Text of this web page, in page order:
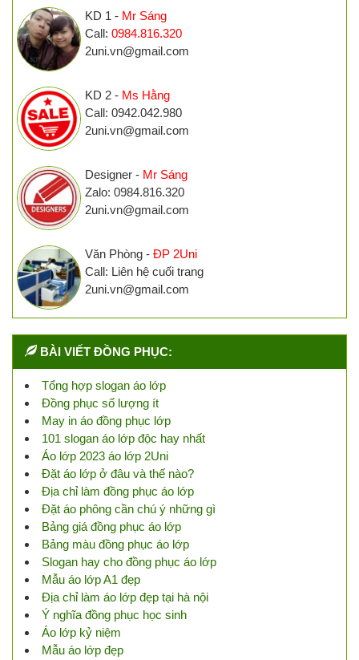
KD 1 - Mr Sáng
Call: 0984.816.320
2uni.vn@gmail.com
KD 2 - Ms Hằng
Call: 0942.042.980
2uni.vn@gmail.com
Designer - Mr Sáng
Zalo: 0984.816.320
2uni.vn@gmail.com
Văn Phòng - ĐP 2Uni
Call: Liên hệ cuối trang
2uni.vn@gmail.com
BÀI VIẾT ĐỒNG PHỤC:
Tổng hợp slogan áo lớp
Đồng phục số lượng ít
May in áo đồng phục lớp
101 slogan áo lớp độc hay nhất
Áo lớp 2023 áo lớp 2Uni
Đặt áo lớp ở đâu và thế nào?
Địa chỉ làm đồng phục áo lớp
Đặt áo phông cần chú ý những gì
Bảng giá đồng phục áo lớp
Bảng màu đồng phục áo lớp
Slogan hay cho đồng phục áo lớp
Mẫu áo lớp A1 đẹp
Địa chỉ làm áo lớp đẹp tại hà nội
Ý nghĩa đồng phục học sinh
Áo lớp kỷ niệm
Mẫu áo lớp đẹp